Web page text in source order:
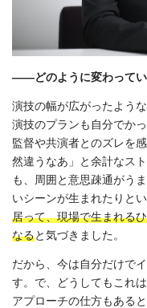
――どのように変わってい
演技の幅が広がったよう
演技のプランも自分でか
監督や共演者とのズレを
然違うなあ」と余計なス
も、周囲と意思疎通がう
いシーンが生まれたりと
居って、現場で生まれる
なると気づきました。
だから、今は自分だけで
す。で、どうしてもこれ
アプローチの仕方もある